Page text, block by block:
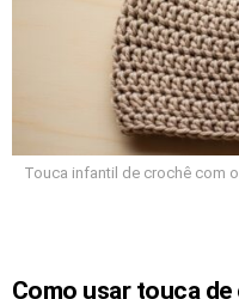
Touca infantil de crochê com
Como usar touca